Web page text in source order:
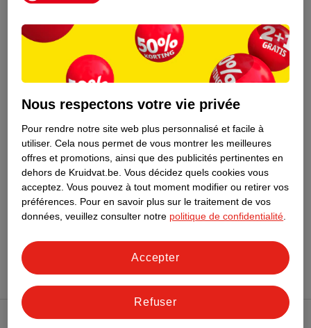
Kruidvat Tondeuse De
Précision ES-517
99
18
Nous respectons votre vie privée
Pour rendre notre site web plus personnalisé et facile à
utiliser. Cela nous permet de vous montrer les meilleures
offres et promotions, ainsi que des publicités pertinentes en
dehors de Kruidvat.be. Vous décidez quels cookies vous
acceptez. Vous pouvez à tout moment modifier ou retirer vos
préférences. Pour en savoir plus sur le traitement de vos
données, veuillez consulter notre politique de confidentialité
Refuser
Accepter